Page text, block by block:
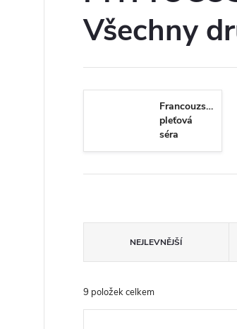
Všechny
Francouzská
pleťová
séra
a
z
NEJLEVNĚJŠÍ
9 položek celkem